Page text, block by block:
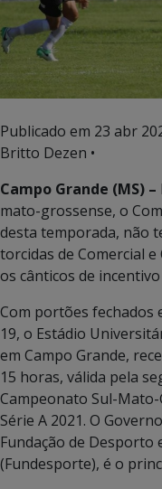
Publicado em 23 abr
Britto Dezen •
Campo Grande (MS) –
mato-grossense, o
desta temporada, não
torcidas de Comercial
os cânticos de
Com portões fechados
19, o Estádio
em Campo Grande,
15 horas, válida pela
Campeonato Sul-
Série A 2021. O
Fundação de Desporto
(Fundesporte), é o